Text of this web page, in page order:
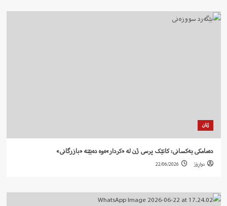
ژنان
دەمامکی یەکسانی: کاتێک پرسی ژن لە «کردار»ەوە دەبێتە «بازرگانی»
دواڕۆژ 22/06/2026